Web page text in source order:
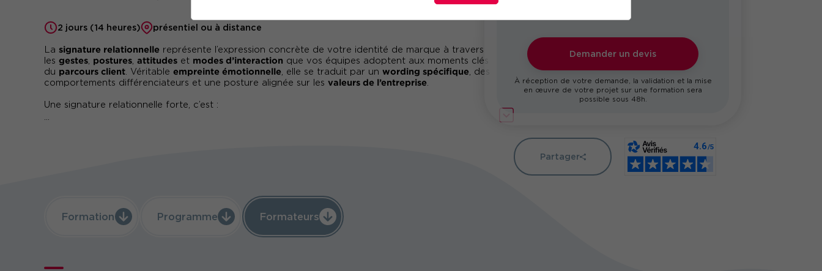
2 jours (14 heures) présentiel ou à distance
La signature relationnelle représente l’expression concrète de votre identité de marque à travers
les gestes postures attitudes et modes d’interaction que vos équipes adoptent aux moments clés
du parcours client . Véritable empreinte émotionnelle , elle se traduit par un wording spécifique , des
comportements différenciateurs et une posture alignée sur les valeurs de l’entreprise
Une signature relationnelle forte, c’est :
Cette formation vous permet de comprendre et d’appliquer les principes de la signature
relationnelle pour créer une interaction cohérente et impactante avec vos parties prenantes.
Au programme : concepts fondamentaux, techniques d’amélioration des interactions internes et
Formation Programme Formateurs
Demander un devis
À réception de votre demande, la validation et la mise
en œuvre de votre projet sur une formation sera
possible sous 48h.
Partager